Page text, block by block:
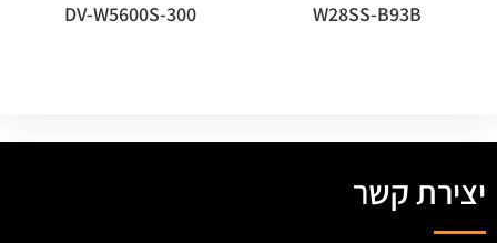
W28SS-B93B
DV-W5600S-300
יצירת קשר